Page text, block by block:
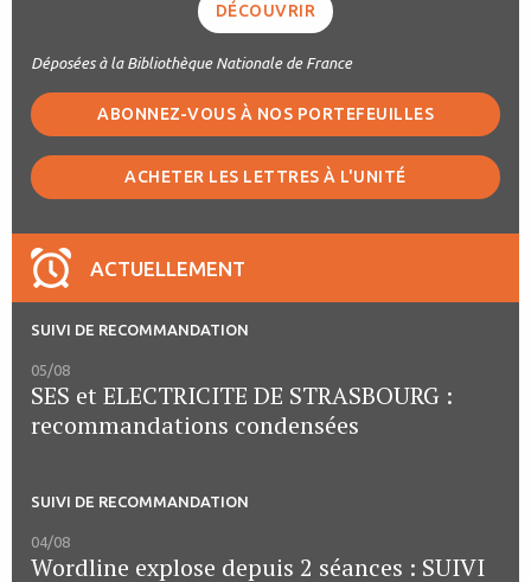
DÉCOUVRIR
Déposées à la Bibliothèque Nationale de France
ABONNEZ-VOUS À NOS PORTEFEUILLES
ACHETER LES LETTRES À L'UNITÉ
ACTUELLEMENT
SUIVI DE RECOMMANDATION
05/08
SES et ELECTRICITE DE STRASBOURG :
recommandations condensées
SUIVI DE RECOMMANDATION
04/08
Wordline explose depuis 2 séances : SUIVI